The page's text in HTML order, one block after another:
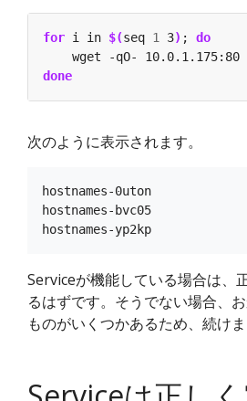
for i in $(seq 1 3) ; do
done
次のように表示されます。
hostnames-0uton
hostnames-bvc05
Serviceが機能している場合は、
るはずです。そうでない場合、
ものがいくつかあるため、続けま